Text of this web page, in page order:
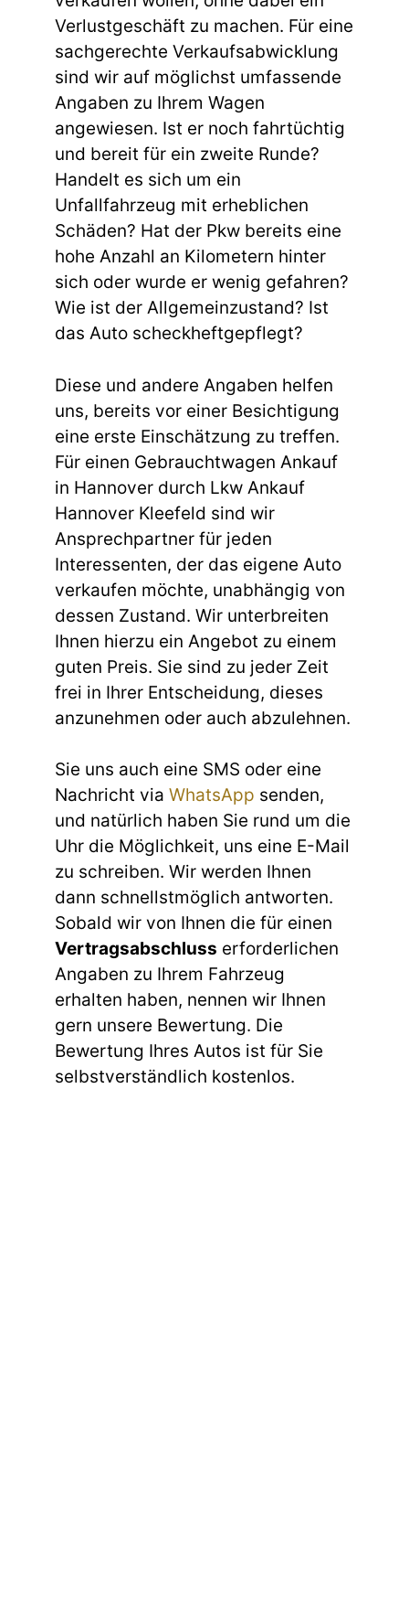
Verlustgeschäft zu machen. Für eine
sachgerechte Verkaufsabwicklung
sind wir auf möglichst umfassende
Angaben zu Ihrem Wagen
angewiesen. Ist er noch fahrtüchtig
und bereit für ein zweite Runde?
Handelt es sich um ein
Unfallfahrzeug mit erheblichen
Schäden? Hat der Pkw bereits eine
hohe Anzahl an Kilometern hinter
sich oder wurde er wenig gefahren?
Wie ist der Allgemeinzustand? Ist
das Auto scheckheftgepflegt?
Diese und andere Angaben helfen
uns, bereits vor einer Besichtigung
eine erste Einschätzung zu treffen.
Für einen Gebrauchtwagen Ankauf
in Hannover durch Lkw Ankauf
Hannover Kleefeld sind wir
Ansprechpartner für jeden
Interessenten, der das eigene Auto
verkaufen möchte, unabhängig von
dessen Zustand. Wir unterbreiten
Ihnen hierzu ein Angebot zu einem
guten Preis. Sie sind zu jeder Zeit
frei in Ihrer Entscheidung, dieses
anzunehmen oder auch abzulehnen.
Sie uns auch eine SMS oder eine
Nachricht via WhatsApp senden,
und natürlich haben Sie rund um die
Uhr die Möglichkeit, uns eine E-Mail
zu schreiben. Wir werden Ihnen
dann schnellstmöglich antworten.
Sobald wir von Ihnen die für einen
Vertragsabschluss erforderlichen
Angaben zu Ihrem Fahrzeug
erhalten haben, nennen wir Ihnen
gern unsere Bewertung. Die
Bewertung Ihres Autos ist für Sie
selbstverständlich kostenlos.